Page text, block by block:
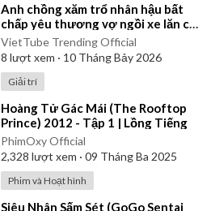
⁣Anh chồng xăm trổ nhân hậu bất
chấp yêu thương vợ ngồi xe lăn cả
đời | Yêu Là Cưới
VietTube Trending Official
8 lượt xem · 10 Tháng Bảy 2026
Giải trí
⁣Hoàng Tử Gác Mái (The Rooftop
Prince) 2012 - Tập 1 | Lồng Tiếng
PhimOxy Official
2,328 lượt xem · 09 Tháng Ba 2025
Phim và Hoạt hình
⁣Siêu Nhân Sấm Sét (GoGo Sentai